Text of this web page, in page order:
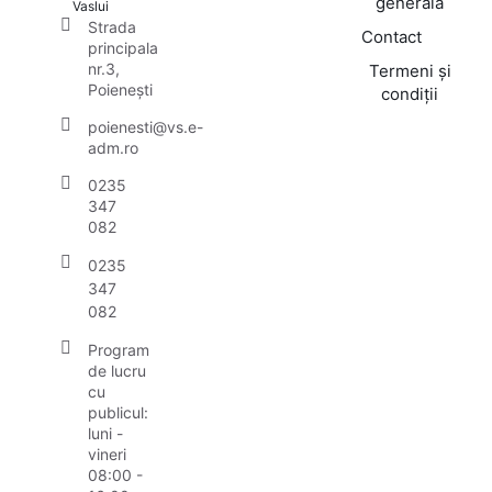
Vaslui
Strada
principala
nr.3,
Poienești
poienesti@vs.e-
adm.ro
0235
347
082
0235
347
082
Program
de lucru
cu
publicul:
luni -
vineri
08:00 -
Contact
Termeni și
condiții